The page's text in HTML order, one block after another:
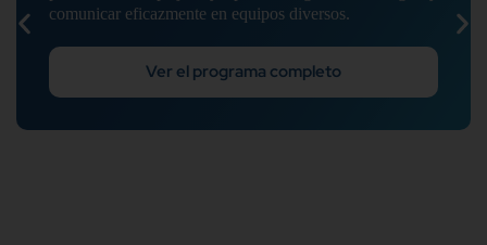
comunicar eficazmente en equipos diversos.
Ver el programa completo